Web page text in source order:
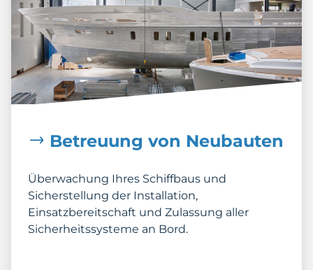
Betreuung von Neubauten
Überwachung Ihres Schiffbaus und
Sicherstellung der Installation,
Einsatzbereitschaft und Zulassung aller
Sicherheitssysteme an Bord.